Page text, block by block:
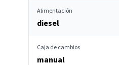
Alimentación
diesel
Caja de cambios
manual